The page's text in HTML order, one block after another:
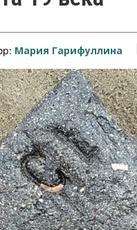
Мария Гарифуллина